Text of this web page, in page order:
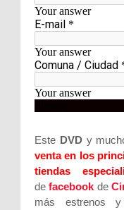
Este DVD y
venta en los
tiendas
defacebook de
más estrenos y